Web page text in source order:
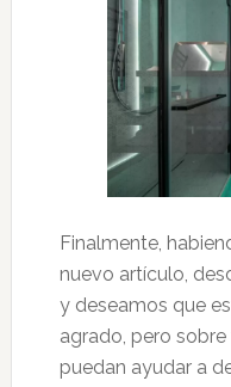
Finalmente,
nuevo artículo,
y deseamos que
agrado, pero
puedan ayudar a